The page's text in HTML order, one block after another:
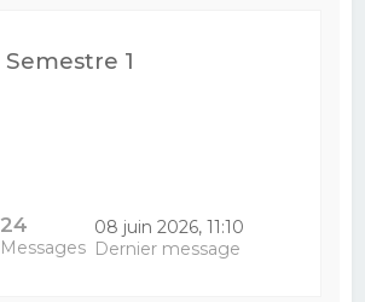
Semestre 1
24
Messages
08 juin 2026, 11:10
Dernier message